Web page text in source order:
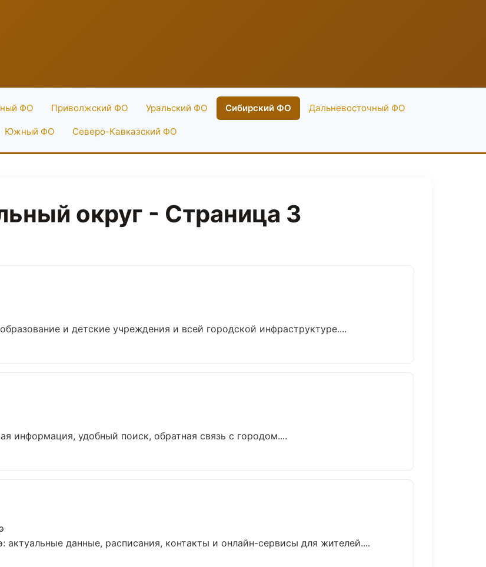
ФО Приволжский ФО Уральский ФО Сибирский ФО Дальневосточный ФО
Южный ФО Северо-Кавказский ФО
округ - Страница 3
и детские учреждения и всей городской инфраструктуре....
информация, удобный поиск, обратная связь с городом....
актуальные данные, расписания, контакты и онлайн-сервисы для жителей....